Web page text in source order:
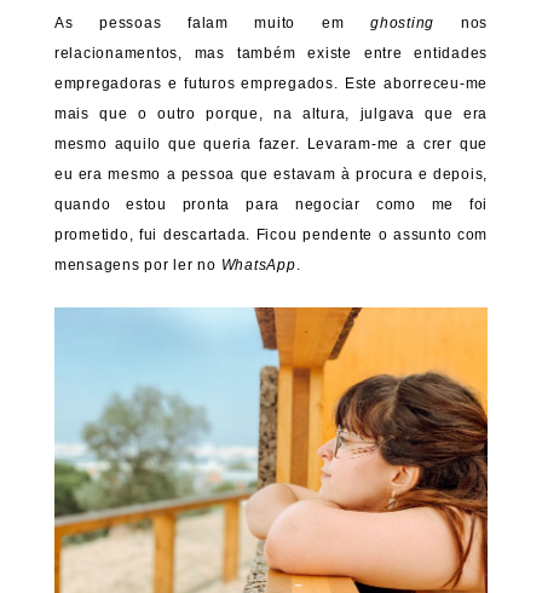
As pessoas falam muito emghosting nos
relacionamentos, mas também existe entre entidades
empregadoras e futuros empregados. Este aborreceu-me
mais que o outro porque, na altura, julgava que era
mesmo aquilo que queria fazer. Levaram-me a crer que
eu era mesmo a pessoa que estavam à procura e depois,
quando estou pronta para negociar como me foi
prometido, fui descartada. Ficou pendente o assunto com
mensagens por ler no WhatsApp.